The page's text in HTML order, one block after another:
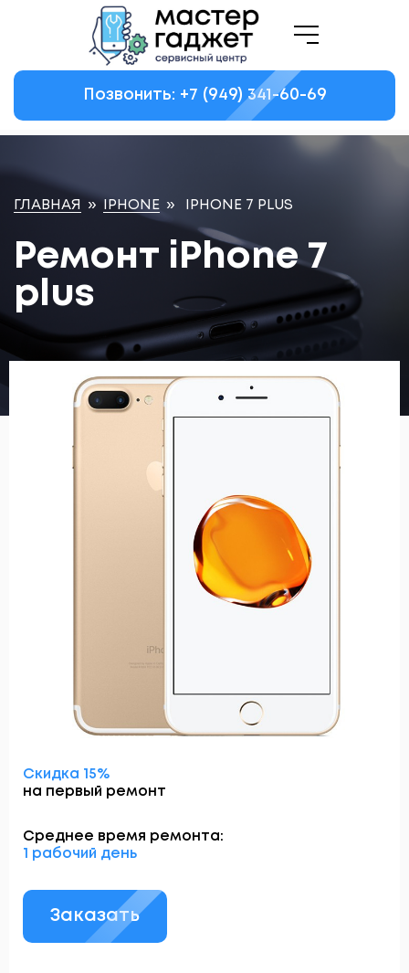
Позвонить: +7 (949) 341-60-69
ГЛАВНАЯ » IPHONE » IPHONE 7 PLUS
Ремонт iPhone 7
plus
Скидка 15%
на первый ремонт
Среднее время ремонта:
1 рабочий день
Заказать